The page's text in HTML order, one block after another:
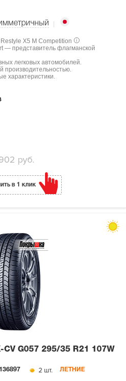
X5 M Competition
— представитель флагманской
легковых автомобилей.
производительностью.
характеристики.
руб.
в 1 клик
CV G057 295/35 R21 107W
136897 2 шт. ЛЕТНИЕ